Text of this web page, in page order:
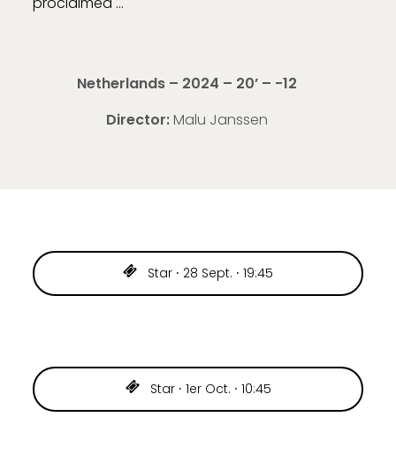
Netherlands – 2024 – 20’ – -12
Director:Malu Janssen
Star ⸱ 28 Sept. ⸱ 19:45
Star ⸱ 1er Oct. ⸱ 10:45